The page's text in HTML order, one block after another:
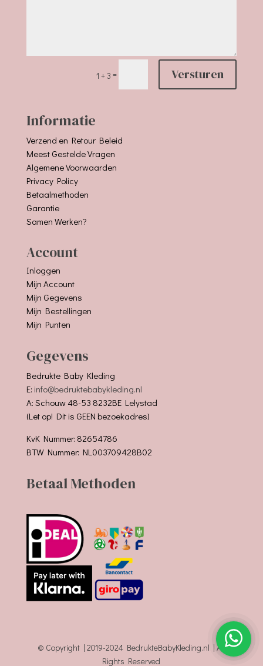
1 + 3 = Versturen
Informatie
Verzend en Retour Beleid
Meest Gestelde Vragen
Algemene Voorwaarden
Privacy Policy
Betaalmethoden
Garantie
Samen Werken?
Account
Inloggen
Mijn Account
Mijn Gegevens
Mijn Bestellingen
Mijn Punten
Gegevens
Bedrukte Baby Kleding
E: info@bedruktebabykleding.nl
A: Schouw 48-53 8232BE Lelystad
(Let op! Dit is GEEN bezoekadres)
KvK Nummer: 82654786
BTW Nummer: NL003709428B02
Betaal Methoden
© Copyright | 2019-2024 BedrukteBabyKleding.nl | All
Rights Reserved